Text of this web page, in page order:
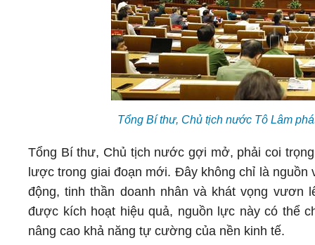
Tổng Bí thư, Chủ tịch nước Tô Lâm
Tổng Bí thư, Chủ tịch nước gợi mở, phải coi
lược trong giai đoạn mới. Đây không chỉ là
động, tinh thần doanh nhân và khát vọng vươn
được kích hoạt hiệu quả, nguồn lực này có thể
nâng cao khả năng tự cường của nền kinh tế.